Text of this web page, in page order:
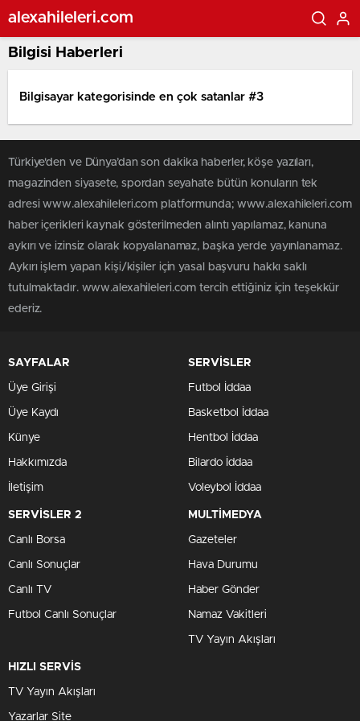
alexahileleri.com
Bilgisi Haberleri
Bilgisayar kategorisinde en çok satanlar #3
Türkiye'den ve Dünya’dan son dakika haberler, köşe yazıları,
magazinden siyasete, spordan seyahate bütün konuların tek
adresi www.alexahileleri.com platformunda; www.alexahileleri.com
haber içerikleri kaynak gösterilmeden alıntı yapılamaz, kanuna
aykırı ve izinsiz olarak kopyalanamaz, başka yerde yayınlanamaz.
Aykırı işlem yapan kişi/kişiler için yasal başvuru hakkı saklı
tutulmaktadır. www.alexahileleri.com tercih ettiğiniz için teşekkür
ederiz.
SAYFALAR
Üye Girişi
Üye Kaydı
Künye
Hakkımızda
İletişim
SERVİSLER
Futbol İddaa
Basketbol İddaa
Hentbol İddaa
Bilardo İddaa
Voleybol İddaa
SERVİSLER 2
Canlı Borsa
Canlı Sonuçlar
Canlı TV
Futbol Canlı Sonuçlar
MULTİMEDYA
Gazeteler
Hava Durumu
Haber Gönder
Namaz Vakitleri
TV Yayın Akışları
HIZLI SERVİS
TV Yayın Akışları
Yazarlar Site